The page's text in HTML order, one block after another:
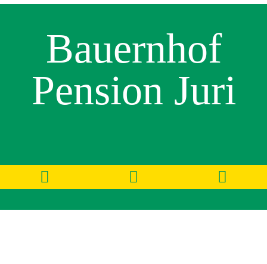
Bauernhof
Pension Juri